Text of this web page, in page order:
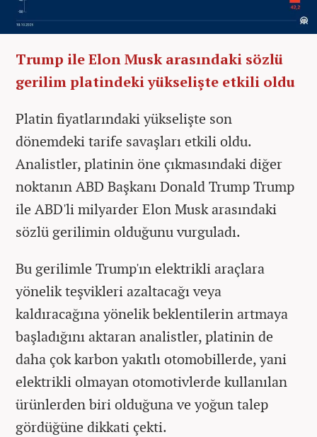
Trump ile Elon Musk arasındaki sözlü
gerilim platindeki yükselişte etkili oldu
Platin fiyatlarındaki yükselişte son
dönemdeki tarife savaşları etkili oldu.
Analistler, platinin öne çıkmasındaki diğer
noktanın ABD Başkanı Donald Trump Trump
ile ABD'li milyarder Elon Musk arasındaki
sözlü gerilimin olduğunu vurguladı.
Bu gerilimle Trump'ın elektrikli araçlara
yönelik teşvikleri azaltacağı veya
kaldıracağına yönelik beklentilerin artmaya
başladığını aktaran analistler, platinin de
daha çok karbon yakıtlı otomobillerde, yani
elektrikli olmayan otomotivlerde kullanılan
ürünlerden biri olduğuna ve yoğun talep
gördüğüne dikkati çekti.